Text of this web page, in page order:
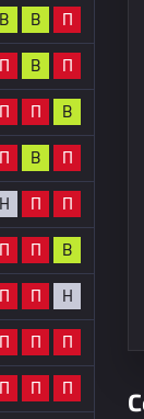
В В П
П В П
П П В
П В П
Н П П
П П В
П П Н
П П П
П П П